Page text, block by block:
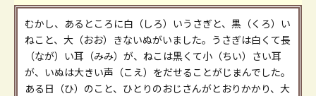
むかし、あるところに白（しろ）いうさぎと、黒（くろ）い
ねこと、大（おお）きないぬがいました。うさぎは白くて長
（なが）い耳（みみ）が、ねこは黒くて小（ちい）さい耳
が、いぬは大きい声（こえ）をだせることがじまんでした。
ある日（ひ）のこと、ひとりのおじさんがとおりかかり、大